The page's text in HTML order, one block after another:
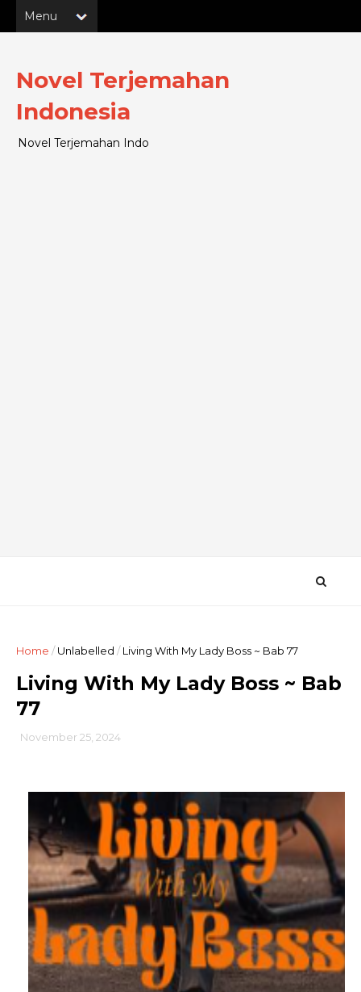
Novel Terjemahan
Indonesia
Novel Terjemahan Indo
Home /Unlabelled / Living With My Lady Boss ~ Bab 77
Living With My Lady Boss ~ Bab
77
November 25, 2024